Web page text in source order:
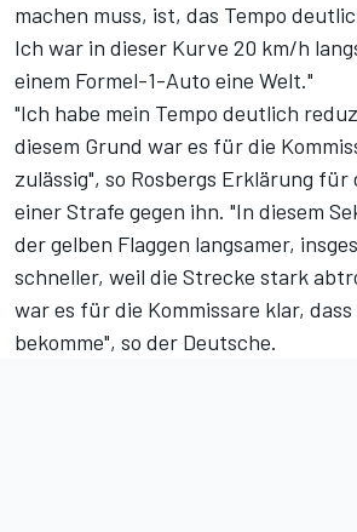
machen muss, ist, das Tempo
Ich war in dieser Kurve 20 km/h
einem Formel-1-Auto eine Welt."
"Ich habe mein Tempo deutlich
diesem Grund war es für die
zulässig", so Rosbergs Erklärung für
einer Strafe gegen ihn. "In diesem
der gelben Flaggen langsamer,
schneller, weil die Strecke stark
war es für die Kommissare klar,
bekomme", so der Deutsche.